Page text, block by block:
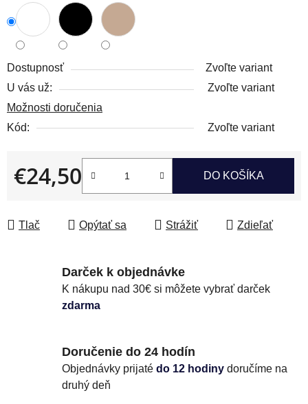
Dostupnosť
Zvoľte variant
U vás už:
Zvoľte variant
Možnosti doručenia
Kód:
Zvoľte variant
€24,50
Jednotková cena:
DO KOŠÍKA
Tlač Opýtať sa Strážiť Zdieľať
Darček k objednávke
K nákupu nad 30€ si môžete vybrať darček
zdarma
Doručenie do 24 hodín
Objednávky prijaté do 12 hodiny doručíme na
druhý deň